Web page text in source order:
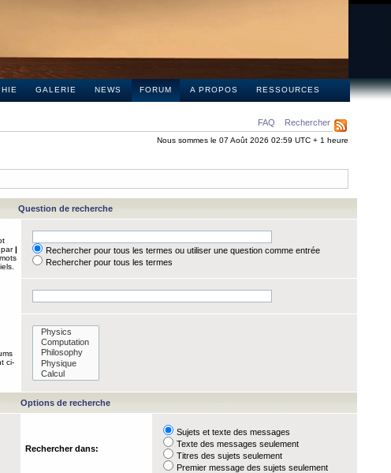
GALERIE NEWS FORUM A PROPOS RESSOURCES
FAQ Rechercher
Nous sommes le 07 Août 2026 02:59 UTC + 1 heure
Question de recherche
par|
Rechercher pour tous les termes ou utiliser une question comme entrée
Rechercher pour tous les termes
ci-
Options de recherche
Rechercher dans:
Sujets et texte des messages
Texte des messages seulement
Titres des sujets seulement
Premier message des sujets seulement